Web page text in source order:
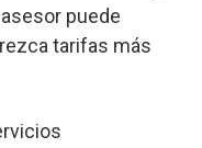
puede
tarifas más